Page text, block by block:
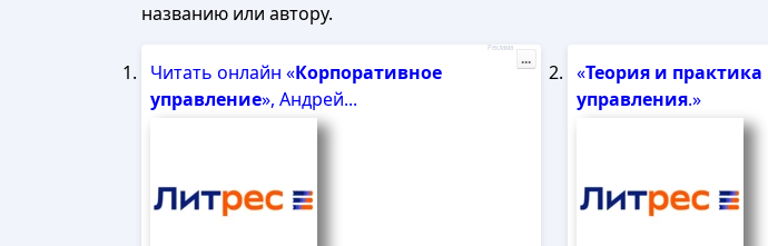
названию или автору.
Читать онлайн «Корпоративное
управление», Андрей...
Реклама
...
«Теория и практика
управления.»